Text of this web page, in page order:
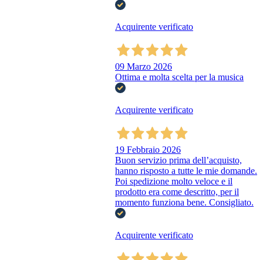
Acquirente verificato
09 Marzo 2026
Ottima e molta scelta per la musica
Acquirente verificato
19 Febbraio 2026
Buon servizio prima dell’acquisto,
hanno risposto a tutte le mie domande.
Poi spedizione molto veloce e il
prodotto era come descritto, per il
momento funziona bene. Consigliato.
Acquirente verificato